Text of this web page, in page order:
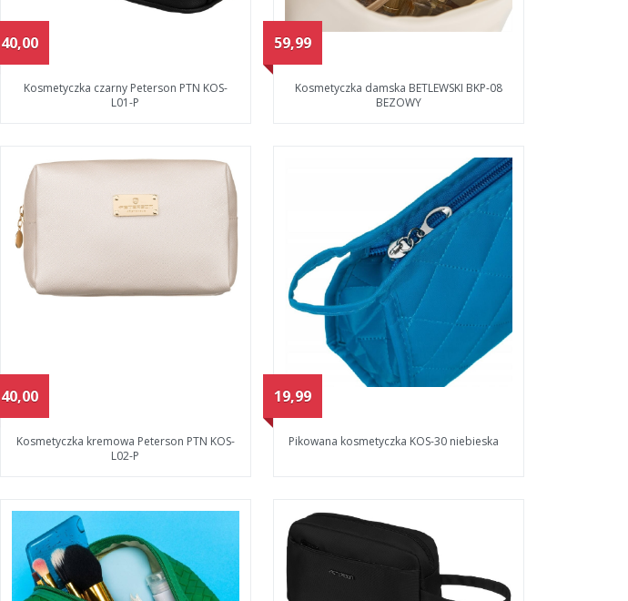
40,00
Kosmetyczka czarny Peterson PTN KOS-
L01-P
59,99
Kosmetyczka damska BETLEWSKI BKP-08
BEZOWY
40,00
Kosmetyczka kremowa Peterson PTN KOS-
L02-P
19,99
Pikowana kosmetyczka KOS-30 niebieska